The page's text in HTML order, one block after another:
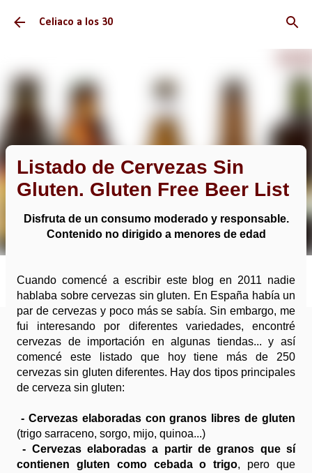
Ir al contenido principal
Celiaco a los 30
Listado de Cervezas Sin
Gluten. Gluten Free Beer List
Disfruta de un consumo moderado y responsable.
Contenido no dirigido a menores de edad
Cuando comencé a escribir este blog en 2011 nadie
hablaba sobre cervezas sin gluten. En España había un
par de cervezas y poco más se sabía. Sin embargo, me
fui interesando por diferentes variedades, encontré
cervezas de importación en algunas tiendas... y así
comencé este listado que hoy tiene más de 250
cervezas sin gluten diferentes. Hay dos tipos principales
de cerveza sin gluten:
- Cervezas elaboradas con granos libres de gluten
(trigo sarraceno, sorgo, mijo, quinoa...)
- Cervezas elaboradas a partir de granos que sí
contienen gluten como cebada o trigo, pero que